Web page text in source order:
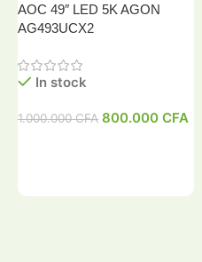
AOC 49″ LED 5K AGON
AG493UCX2
In stock
1.000.000CFA 800.000 CFA